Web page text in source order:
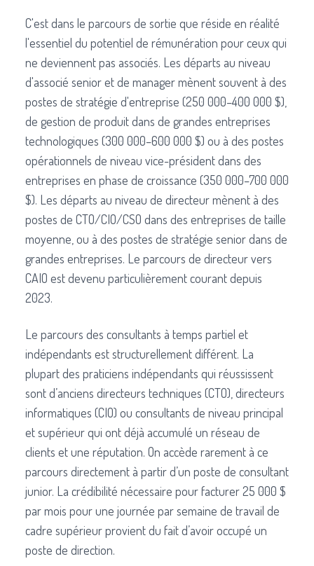
C'est dans le parcours de sortie que réside en réalité
l'essentiel du potentiel de rémunération pour ceux qui
ne deviennent pas associés. Les départs au niveau
d'associé senior et de manager mènent souvent à des
postes de stratégie d'entreprise (250 000–400 000 $),
de gestion de produit dans de grandes entreprises
technologiques (300 000–600 000 $) ou à des postes
opérationnels de niveau vice-président dans des
entreprises en phase de croissance (350 000–700 000
$). Les départs au niveau de directeur mènent à des
postes de CTO/CIO/CSO dans des entreprises de taille
moyenne, ou à des postes de stratégie senior dans de
grandes entreprises. Le parcours de directeur vers
CAIO est devenu particulièrement courant depuis
2023.
Le parcours des consultants à temps partiel et
indépendants est structurellement différent. La
plupart des praticiens indépendants qui réussissent
sont d’anciens directeurs techniques (CTO), directeurs
informatiques (CIO) ou consultants de niveau principal
et supérieur qui ont déjà accumulé un réseau de
clients et une réputation. On accède rarement à ce
parcours directement à partir d’un poste de consultant
junior. La crédibilité nécessaire pour facturer 25 000 $
par mois pour une journée par semaine de travail de
cadre supérieur provient du fait d’avoir occupé un
poste de direction.